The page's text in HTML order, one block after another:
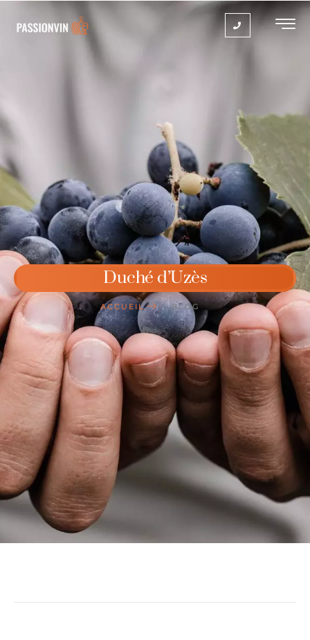
Duché d’Uzès
ACCUEIL BLOG